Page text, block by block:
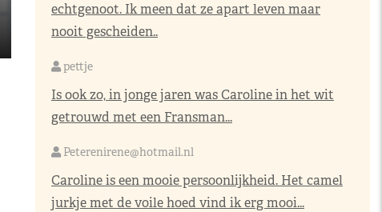
echtgenoot. Ik meen dat ze apart leven maar
nooit gescheiden..
pettje
Is ook zo, in jonge jaren was Caroline in het wit
getrouwd met een Fransman...
Peterenirene@hotmail.nl
Caroline is een mooie persoonlijkheid. Het camel
jurkje met de voile hoed vind ik erg mooi...